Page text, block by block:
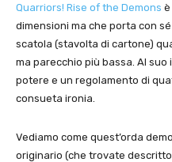
Quarriors! Rise of the Demons è
dimensioni ma che porta con
scatola (stavolta di cartone)
ma parecchio più bassa. Al
potere e un regolamento di
consueta ironia.
Vediamo come quest’orda
originario (che trovate